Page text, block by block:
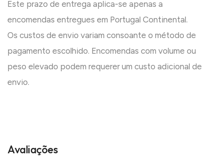
Este prazo de entrega aplica-se apenas a
encomendas entregues em Portugal Continental.
Os custos de envio variam consoante o método de
pagamento escolhido. Encomendas com volume ou
peso elevado podem requerer um custo adicional de
envio.
Avaliações